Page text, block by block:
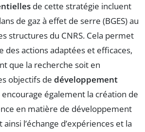
de cette stratégie incluent
de gaz à effet de serre (BGES) au
structures du CNRS. Cela permet
des actions adaptées et efficaces,
que la recherche soit en
objectifs de développement
encourage également la création de
en matière de développement
l’échange d’expériences et la